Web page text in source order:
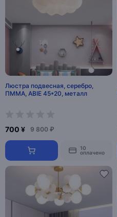
Люстра подвесная, серебро,
ПММА, ABIE 45*20, металл
700 ¥ 9 800 ₽
10
оплачено